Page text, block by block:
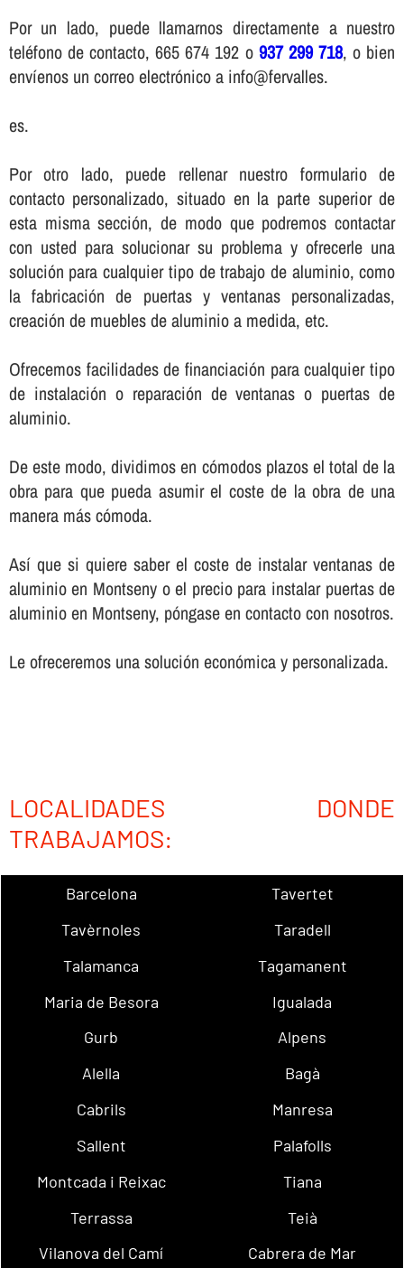
Por un lado, puede llamarnos directamente a nuestro
teléfono de contacto, 665 674 192 o 937 299 718, o bien
enví­enos un correo electrónico a info@fervalles.
es.
Por otro lado, puede rellenar nuestro formulario de
contacto personalizado, situado en la parte superior de
esta misma sección, de modo que podremos contactar
con usted para solucionar su problema y ofrecerle una
solución para cualquier tipo de trabajo de aluminio, como
la fabricación de puertas y ventanas personalizadas,
creación de muebles de aluminio a medida, etc.
Ofrecemos facilidades de financiación para cualquier tipo
de instalación o reparación de ventanas o puertas de
aluminio.
De este modo, dividimos en cómodos plazos el total de la
obra para que pueda asumir el coste de la obra de una
manera más cómoda.
Así­ que si quiere saber el coste de instalar ventanas de
aluminio en Montseny o el precio para instalar puertas de
aluminio en Montseny, póngase en contacto con nosotros.
Le ofreceremos una solución económica y personalizada.
LOCALIDADES DONDE
TRABAJAMOS:
Barcelona
Tavertet
Tavèrnoles
Taradell
Talamanca
Tagamanent
Maria de Besora
Igualada
Gurb
Alpens
Alella
Bagà
Cabrils
Manresa
Sallent
Palafolls
Montcada i Reixac
Tiana
Terrassa
Teià
Vilanova del Camí
Cabrera de Mar